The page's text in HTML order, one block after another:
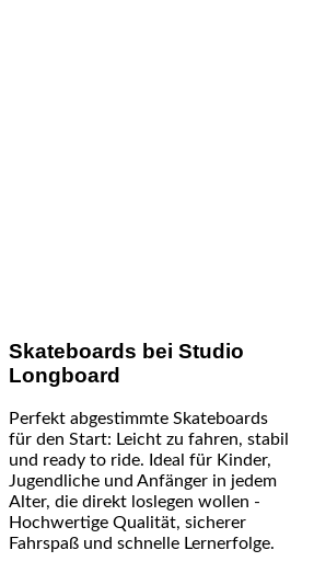
Skateboards bei Studio
Longboard
Perfekt abgestimmte Skateboards
für den Start: Leicht zu fahren, stabil
und ready to ride. Ideal für Kinder,
Jugendliche und Anfänger in jedem
Alter, die direkt loslegen wollen -
Hochwertige Qualität, sicherer
Fahrspaß und schnelle Lernerfolge.